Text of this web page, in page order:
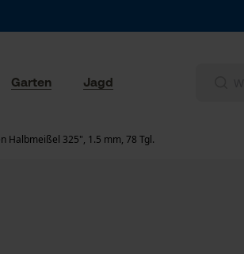
Garten Jagd
Halbmeißel 325", 1.5 mm, 78 Tgl.